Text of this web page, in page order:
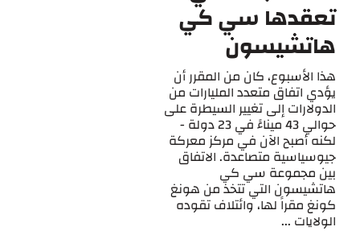
تعقدها سي كي
هاتشيسون
هذا الأسبوع، كان من المقرر أن
يؤدي اتفاق متعدد المليارات من
الدولارات إلى تغيير السيطرة على
حوالي 43 ميناءً في 23 دولة -
لكنه أصبح الآن في مركز معركة
جيوسياسية متصاعدة. الاتفاق
بين مجموعة سي كي
هاتشيسون التي تتخذ من هونغ
كونغ مقراً لها، وائتلاف تقوده
الولايات ...